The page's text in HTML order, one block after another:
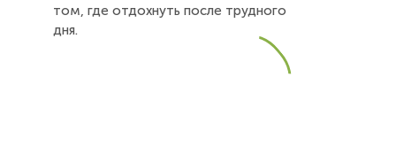
том, где отдохнуть после трудного
дня.